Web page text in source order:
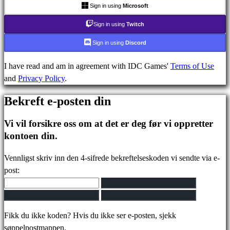
spørsmål
Registrer
Logg
inn
passord?
Bytt
AR
BS
CS
DA
Sign in using Microsoft
Sign in using Twitch
Sign in using Discord
I have read and am in agreement with IDC Games' Terms of Use
and Privacy Policy.
Bekreft e-posten din
Vi vil forsikre oss om at det er deg før vi oppretter
kontoen din.
Vennligst skriv inn den 4-sifrede bekreftelseskoden vi sendte via e-
post:
Fikk du ikke koden? Hvis du ikke ser e-posten, sjekk
søppelpostmappen.